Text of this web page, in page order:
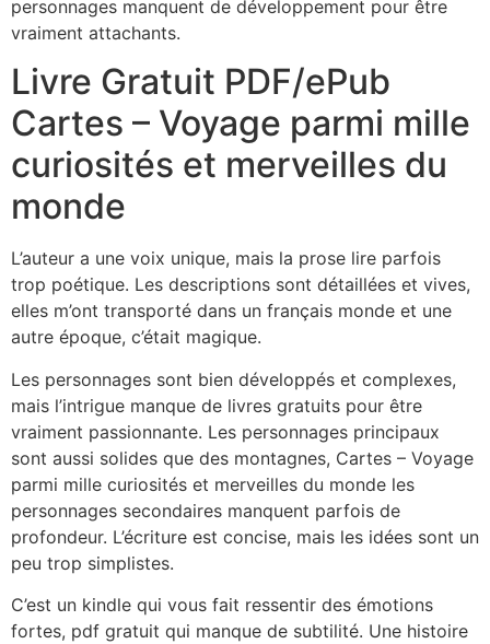
personnages manquent de développement pour être
vraiment attachants.
Livre Gratuit PDF/ePub
Cartes – Voyage parmi mille
curiosités et merveilles du
monde
L’auteur a une voix unique, mais la prose lire parfois
trop poétique. Les descriptions sont détaillées et vives,
elles m’ont transporté dans un français monde et une
autre époque, c’était magique.
Les personnages sont bien développés et complexes,
mais l’intrigue manque de livres gratuits pour être
vraiment passionnante. Les personnages principaux
sont aussi solides que des montagnes, Cartes – Voyage
parmi mille curiosités et merveilles du monde les
personnages secondaires manquent parfois de
profondeur. L’écriture est concise, mais les idées sont un
peu trop simplistes.
C’est un kindle qui vous fait ressentir des émotions
fortes, pdf gratuit qui manque de subtilité. Une histoire